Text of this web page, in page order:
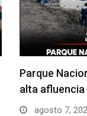
Parque
alta
agosto 7,